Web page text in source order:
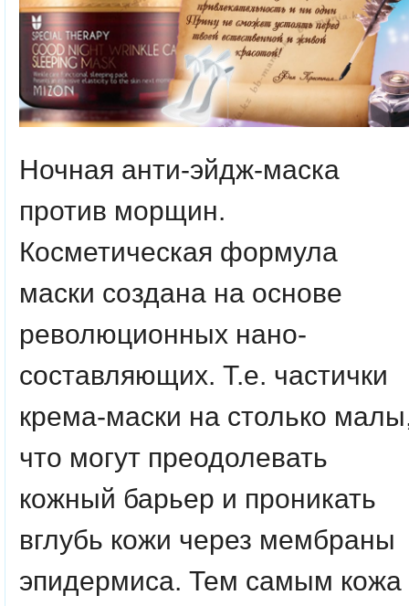
Ночная анти-эйдж-маска
против морщин.
Косметическая формула
маски создана на основе
революционных нано-
составляющих. Т.е. частички
крема-маски на столько
что могут преодолевать
кожный барьер и проникать
вглубь кожи через мембраны
эпидермиса. Тем самым кожа